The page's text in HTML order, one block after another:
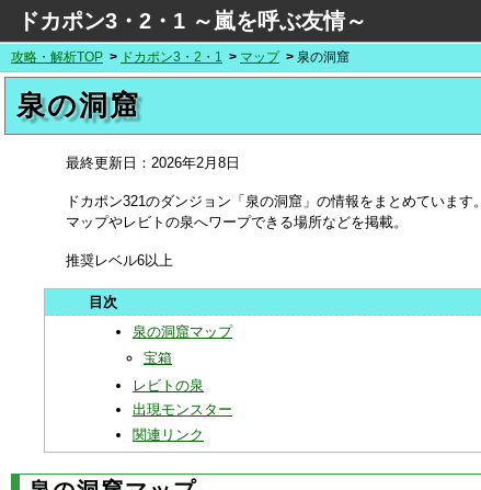
ドカポン3・2・1 ～嵐を呼ぶ友情～
攻略・解析TOP ドカポン3・2・1 マップ 泉の洞窟
泉の洞窟
最終更新日： 2026年2月8日
ドカポン321のダンジョン「泉の洞窟」の情報をまとめています。
マップやレビトの泉へワープできる場所などを掲載。
推奨レベル6以上
泉の洞窟マップ
宝箱
レビトの泉
出現モンスター
関連リンク